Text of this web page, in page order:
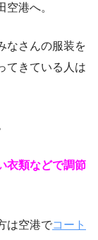
空港へ。
なさんの服装を
てきている人は
衣類などで調節
は空港でコート